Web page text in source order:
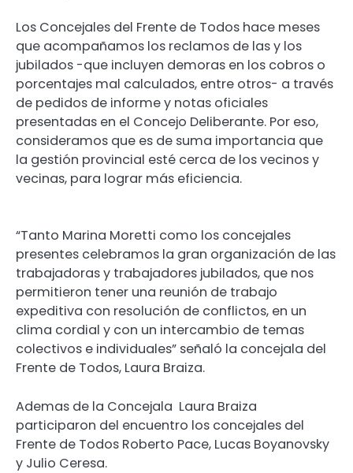
Los Concejales del Frente de Todos hace meses
que acompañamos los reclamos de las y los
jubilados -que incluyen demoras en los cobros o
porcentajes mal calculados, entre otros- a través
de pedidos de informe y notas oficiales
presentadas en el Concejo Deliberante. Por eso,
consideramos que es de suma importancia que
la gestión provincial esté cerca de los vecinos y
vecinas, para lograr más eficiencia.
“Tanto Marina Moretti como los concejales
presentes celebramos la gran organización de las
trabajadoras y trabajadores jubilados, que nos
permitieron tener una reunión de trabajo
expeditiva con resolución de conflictos, en un
clima cordial y con un intercambio de temas
colectivos e individuales” señaló la concejala del
Frente de Todos, Laura Braiza.
Ademas de la Concejala Laura Braiza
participaron del encuentro los concejales del
Frente de Todos Roberto Pace, Lucas Boyanovsky
y Julio Ceresa.